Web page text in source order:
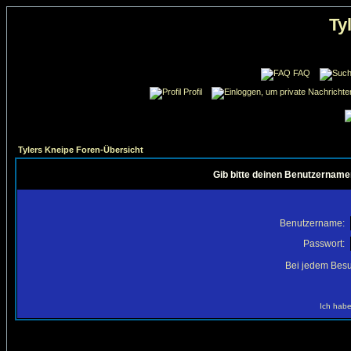
FAQ
Profil
Tylers Kneipe Foren-Übersicht
Gib bitte deinen
Benutzername:
Passwort:
Bei jedem
Ich